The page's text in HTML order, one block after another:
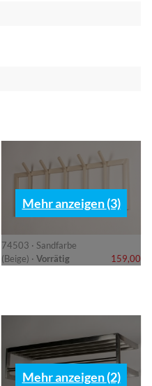
74503 · Sandfarbe
(Beige) · Vorrätig 159,00
Mehr anzeigen (3)
Mehr anzeigen (2)